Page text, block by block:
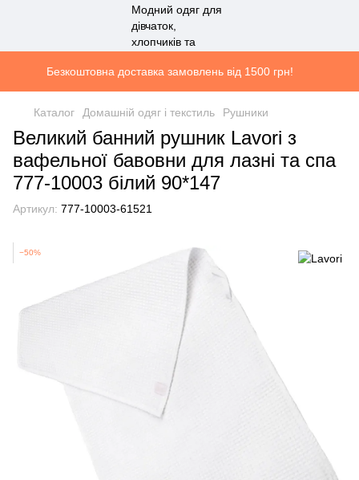
Безкоштовна доставка замовлень від 1500 грн!
Каталог Домашній одяг і текстиль Рушники
Великий банний рушник Lavori з
вафельної бавовни для лазні та спа
777-10003 білий 90*147
Артикул: 777-10003-61521
−50%